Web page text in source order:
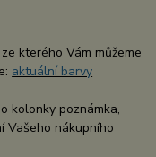
kterého Vám můžeme
aktuální barvy
kolonky poznámka,
Vašeho nákupního